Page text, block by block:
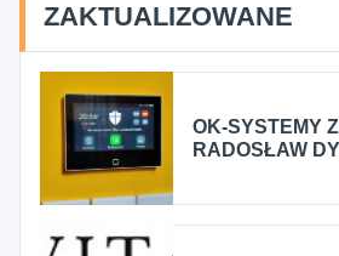
ZAKTUALIZOWANE
OK-SYSTEMY
RADOSŁAW